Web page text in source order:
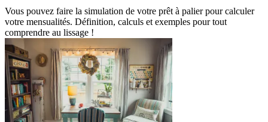
Vous pouvez faire la simulation de votre prêt à palier pour calculer
votre mensualités. Définition, calculs et exemples pour tout
comprendre au lissage !